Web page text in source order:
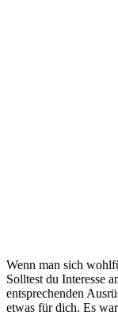
Wenn man sich
Solltest du Interesse
entsprechenden
etwas für dich. Es